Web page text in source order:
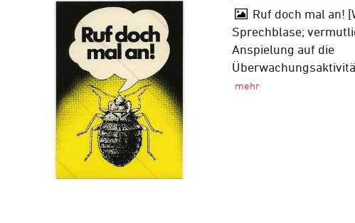
Ruf doch mal an!
Sprechblase;
Anspielung auf die